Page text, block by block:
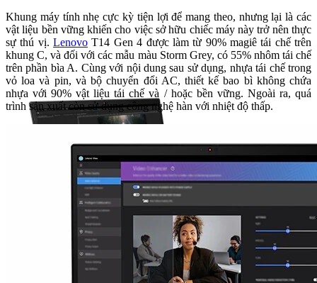
Khung máy tính nhẹ cực kỳ tiện lợi để mang theo, nhưng lại là các
vật liệu bền vững khiến cho việc sở hữu chiếc máy này trở nên thực
sự thú vị.Lenovo T14 Gen 4 được làm từ 90% magiê tái chế trên
khung C, và đối với các mẫu màu Storm Grey, có 55% nhôm tái chế
trên phần bìa A. Cùng với nội dung sau sử dụng, nhựa tái chế trong
vỏ loa và pin, và bộ chuyển đổi AC, thiết kế bao bì không chứa
nhựa với 90% vật liệu tái chế và / hoặc bền vững. Ngoài ra, quá
trình sản xuất còn sử dụng công nghệ hàn với nhiệt độ thấp.